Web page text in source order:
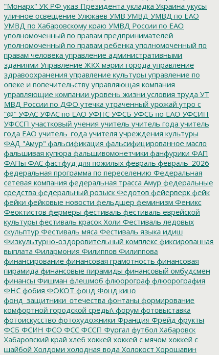
"Монарх" УК РФ указ Президента укладка Украина укусы
уличное освещение Улюкаев УМВ УМВД УМВД по ЕАО
УМВД по Хабаровскому краю УМВД России по ЕАО
уполномоченный по правам предпринимателей
уполномоченный по правам ребенка уполномоченный по
правам человека управление административными
зданиями Управление ЖКХ мэрии города управление
здравоохранения управление культуры управление по
опеке и попечительству управляющая компания
управляющие компании уровень жизни условия труда УТ
МВД России по ДФО утечка утраченный урожай утро с
"@" УФАС УФАС по ЕАО УФНС УФСБ УФСБ по ЕАО УФСИН
УФССП участковый учения учитель учитель года учитель
года ЕАО учитель_года учителя учреждения культуры
ФАД "Амур" фальсификация фальсифицированное масло
фальшивая купюра фальшивомонетчики фанфурики ФАП
ФАПы ФАС фастфуд для пожилых февраль февраль_2026
федеральная программа по переселению Федеральная
сетевая компания федеральная трасса Амур федеральные
средства федеральный розыск Федотов фейерверк фейк
фейки фейковые новости фельдшер феминизм Феникс
Феоктистов фермеры фестиваль фестиваль еврейской
культуры фестиваль красок Холи Фестиваль ледовых
скульптур Фестиваль мяса Фестиваль языка идиш
Физкультурно-оздоровительный комплекс фиксированная
выплата Филармония Филиппов Филиппова
финансирование финансовая грамотность финансовая
пирамида финансовые пирамиды финансовый омбудсмен
финансы Фишман флешмоб флюорограф флюорография
ФНС фобия ФОКОТ фонд Фонд кино
фонд_защитники_отечества фонтаны формирование
комфортной городской среды\ форум фотовыставка
фотоискусство фотохудожники Франция Фрейд фрукты
ФСБ ФСИН ФСО ФСС ФССП Фургал футбол Хабаровск
Хабаровский край хлеб хоккей хоккей с мячом хоккей с
шайбой Холдоми холодная вода Холокост Хорошавин